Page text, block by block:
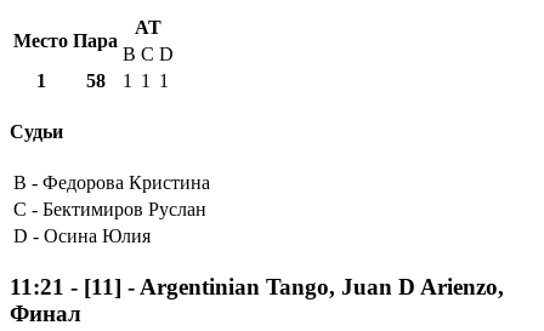
Место Пара
AT
B C D
1
58 1 1 1
Судьи
B - Федорова Кристина
C - Бектимиров Руслан
D - Осина Юлия
11:21 - [11] - Argentinian Tango, Juan D Arienzo,
Финал